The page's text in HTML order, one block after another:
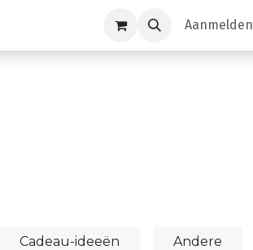
Aanmelden
Cadeau-ideeën Andere